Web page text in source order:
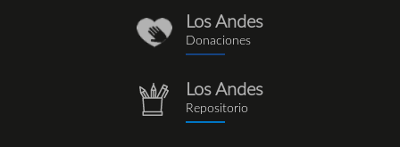
donaciones_1.png
Los Andes
Donaciones
repositorio.png
Los Andes
Repositorio